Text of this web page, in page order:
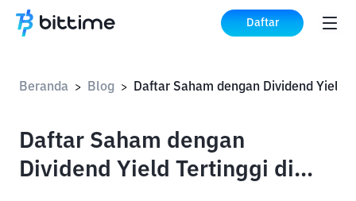
Daftar
Beranda > Blog >
Daftar Saham dengan
Dividend Yield Tertinggi di